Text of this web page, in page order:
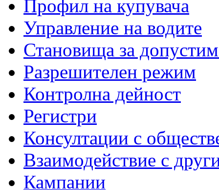
Профил на купувача
Управление на водите
Становища за
Разрешителен режим
Контролна дейност
Регистри
Консултации с
Взаимодействие с
Кампании